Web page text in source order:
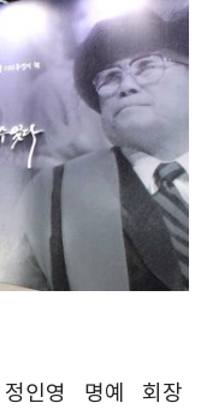
영 명예 회장